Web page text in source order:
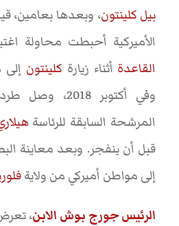
بيل كلينتون، وبعدها بعامين،
الأميركية أحبطت محاولة
القاعدة أثناء زيارة كلينتون إلى
وفي أكتوبر
المرشحة السابقة للرئاسة
قبل أن ينفجر. وبعد معاينة
إلى مواطن أميركي من ولاية
الرئيس جورج بوش الابن،